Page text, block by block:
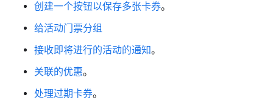
创建一个按钮以保存多张卡券。
给活动门票分组
接收即将进行的活动的通知。
关联的优惠。
处理过期卡券。